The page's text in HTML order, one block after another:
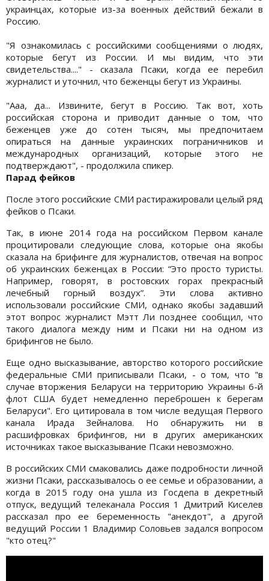
украинцах, которые из-за военных действий бежали в
Россию.
"Я ознакомилась с российскими сообщениями о людях,
которые бегут из России. И мы видим, что эти
свидетельства...." - сказала Псаки, когда ее перебил
журналист и уточнил, что беженцы бегут из Украины.
"Ааа, да... Извините, бегут в Россию. Так вот, хоть
российская сторона и приводит данные о том, что
беженцев уже до сотен тысяч, мы предпочитаем
опираться на данные украинских пограничников и
международных организаций, которые этого не
подтверждают", - продолжила спикер.
Парад фейков
После этого российские СМИ растиражировали целый ряд
фейков о Псаки.
Так, в июне 2014 года на российском Первом канале
процитировали следующие слова, которые она якобы
сказала на брифинге для журналистов, отвечая на вопрос
об украинских беженцах в России: “Это просто туристы.
Например, говорят, в ростовских горах прекрасный
лечебный горный воздух”. Эти слова активно
использовали российские СМИ, однако якобы задавший
этот вопрос журналист Мэтт Ли позднее сообщил, что
такого диалога между ним и Псаки ни на одном из
брифингов не было.
Еще одно высказывание, авторство которого российские
федеральные СМИ приписывали Псаки, - о том, что "в
случае вторжения Беларуси на территорию Украины 6-й
флот США будет немедленно переброшен к берегам
Беларуси". Его цитировала в том числе ведущая Первого
канала Ирада Зейналова. Но обнаружить ни в
расшифровках брифингов, ни в других американских
источниках такое высказывание Псаки невозможно.
В российских СМИ смаковались даже подробности личной
жизни Псаки, рассказывалось о ее семье и образовании, а
когда в 2015 году она ушла из Госдепа в декретный
отпуск, ведущий телеканала Россия 1 Дмитрий Киселев
рассказал про ее беременность "анекдот", а другой
ведущий России 1 Владимир Соловьев задался вопросом
"кто отец?"